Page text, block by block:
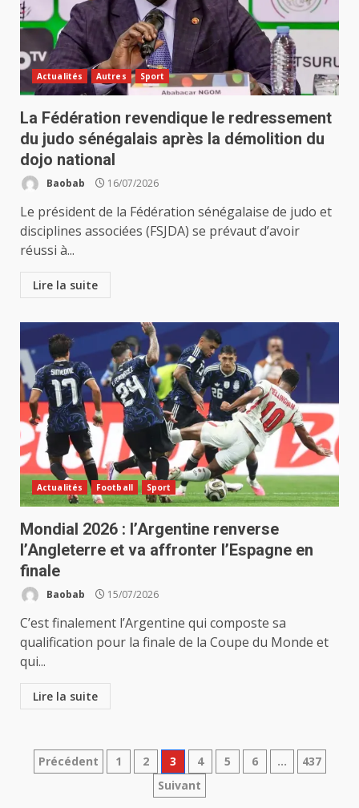
Actualités Autres Sport
La Fédération revendique le redressement
du judo sénégalais après la démolition du
dojo national
Baobab 16/07/2026
Le président de la Fédération sénégalaise de judo et
disciplines associées (FSJDA) se prévaut d’avoir
réussi à...
Lire la suite
Actualités Football Sport
Mondial 2026 : l’Argentine renverse
l’Angleterre et va affronter l’Espagne en
finale
Baobab 15/07/2026
C’est finalement l’Argentine qui composte sa
qualification pour la finale de la Coupe du Monde et
qui...
Lire la suite
Pagination
Précédent 1 2 3 4 5 6 …
437
Suivant